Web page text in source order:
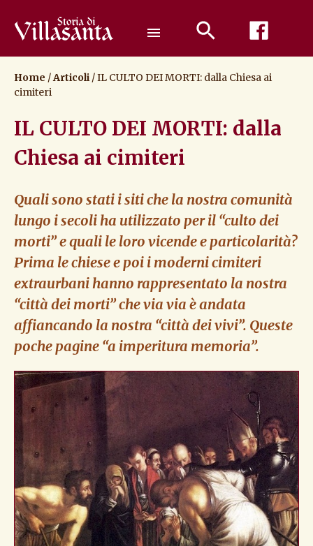
contenuto
menu
Home /Articoli /IL CULTO DEI MORTI: dalla Chiesa ai
cimiteri
IL CULTO DEI MORTI: dalla
Chiesa ai cimiteri
Quali sono stati i siti che la nostra comunità
lungo i secoli ha utilizzato per il “culto dei
morti” e quali le loro vicende e particolarità?
Prima le chiese e poi i moderni cimiteri
extraurbani hanno rappresentato la nostra
“città dei morti” che via via è andata
affiancando la nostra “città dei vivi”. Queste
poche pagine “a imperitura memoria”.